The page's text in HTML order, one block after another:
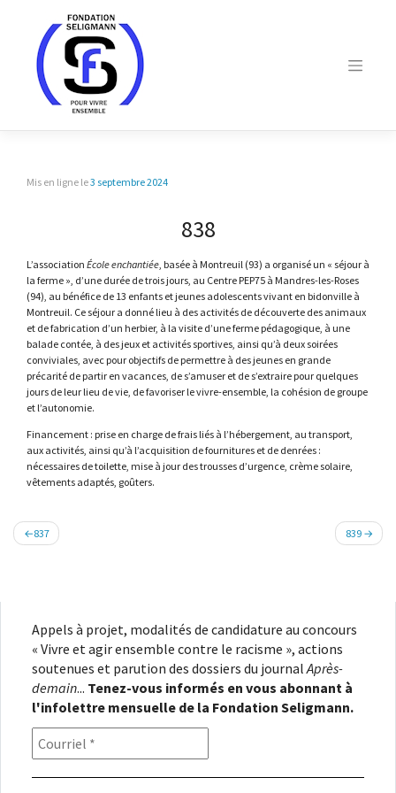
Mis en ligne le3 septembre 2024
838
L’association École enchantiée, basée à Montreuil (93) a organisé un « séjour à
la ferme », d’une durée de trois jours, au Centre PEP75 à Mandres-les-Roses
(94), au bénéfice de 13 enfants et jeunes adolescents vivant en bidonville à
Montreuil. Ce séjour a donné lieu à des activités de découverte des animaux
et de fabrication d’un herbier, à la visite d’une ferme pédagogique, à une
balade contée, à des jeux et activités sportives, ainsi qu’à deux soirées
conviviales, avec pour objectifs de permettre à des jeunes en grande
précarité de partir en vacances, de s’amuser et de s’extraire pour quelques
jours de leur lieu de vie, de favoriser le vivre-ensemble, la cohésion de groupe
et l’autonomie.
Financement : prise en charge de frais liés à l’hébergement, au transport,
aux activités, ainsi qu’à l’acquisition de fournitures et de denrées :
nécessaires de toilette, mise à jour des trousses d’urgence, crème solaire,
vêtements adaptés, goûters.
Navigation
de
837 839
Appels à projet, modalités de candidature au concours
« Vivre et agir ensemble contre le racisme », actions
soutenues et parution des dossiers du journalAprès-
demain... Tenez-vous informés en vous abonnant à
l'infolettre mensuelle de la Fondation Seligmann.